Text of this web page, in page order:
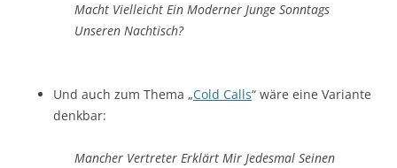
Macht Vielleicht Ein Moderner Junge Sonntags
Unseren Nachtisch?
Und auch zum Thema „Cold Calls“ wäre eine Variante
denkbar:
Mancher Vertreter Erklärt Mir Jedesmal Seinen